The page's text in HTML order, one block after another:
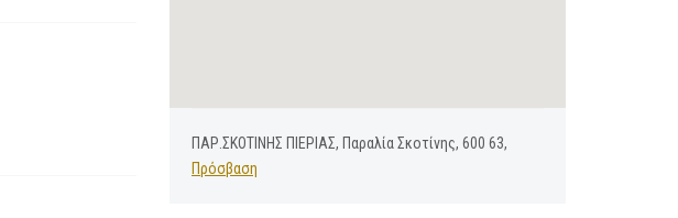
ΠΑΡ.ΣΚΟΤΙΝΗΣ ΠΙΕΡΙΑΣ, Παραλία Σκοτίνης, 600 63,
Πρόσβαση